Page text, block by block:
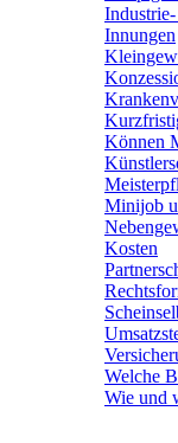
Innungen
Können
Minijob
Kosten
Welche
Wie und